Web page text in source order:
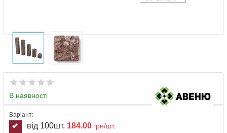
В наявності
Варіант:
від 100шт. 184.00 грн/шт.